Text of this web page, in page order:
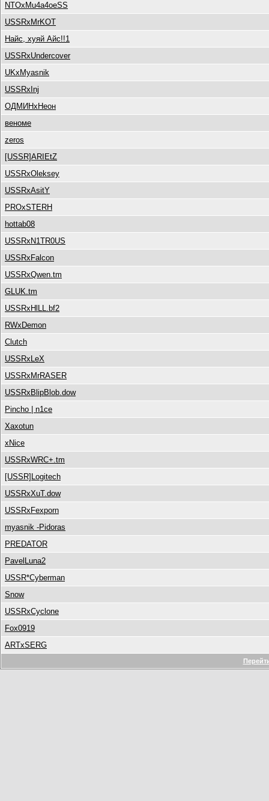
NTOxMu4a4oeSS
USSRxMrKOT
Найс, хуяй Айс!!1
USSRxUndercover
UKxMyasnik
USSRxInj
ОДМИНxНеон
веноме
zeros
[USSR]ARIEtZ
USSRxOleksey
USSRxAsitY
PROxSTERH
hottab08
USSRxN1TR0US
USSRxFalcon
USSRxQwen.tm
GLUK.tm
USSRxHlLL.bf2
RWxDemon
Сlutch
USSRxLeX
USSRxMrRASER
USSRxBlipBlob.dow
Pincho | n1ce
Xaxotun
xNice
USSRxWRC+.tm
[USSR]Logitech
USSRxXuT.dow
USSRxFexporn
myasnik -Pidoras
PREDATOR
PavelLuna2
USSR*Cyberman
Snow
USSRxCyclone
Fox0919
ARTxSERG